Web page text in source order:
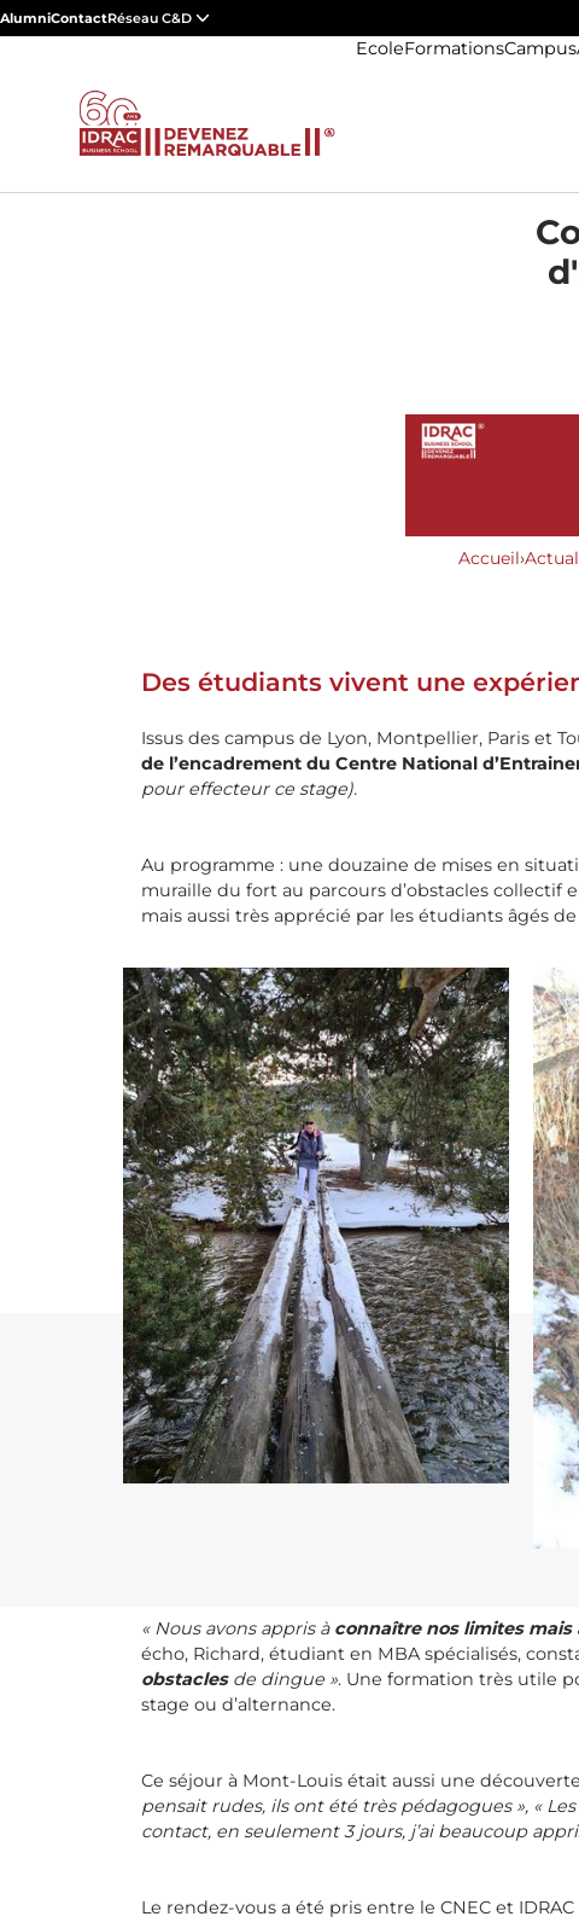
AlumniContactRéseau C&D
EcoleFormationsCampus
Accueil›
Des étudiants vivent une
Issus des campus de Lyon, Montpellier, Paris et
de l’encadrement du Centre National
pour effecteur ce stage).
Au programme : une douzaine de mises en
muraille du fort au parcours d’obstacles collectif
mais aussi très apprécié par les étudiants âgés de
« Nous avons appris à connaître nos limites mais
écho, Richard, étudiant en MBA spécialisés,
obstaclesde dingue ». Une formation très utile
stage ou d’alternance.
Ce séjour à Mont-Louis était aussi une
pensait rudes, ils ont été très pédagogues », «
contact, en seulement 3 jours, j’ai beaucoup
Le rendez-vous a été pris entre le CNEC et